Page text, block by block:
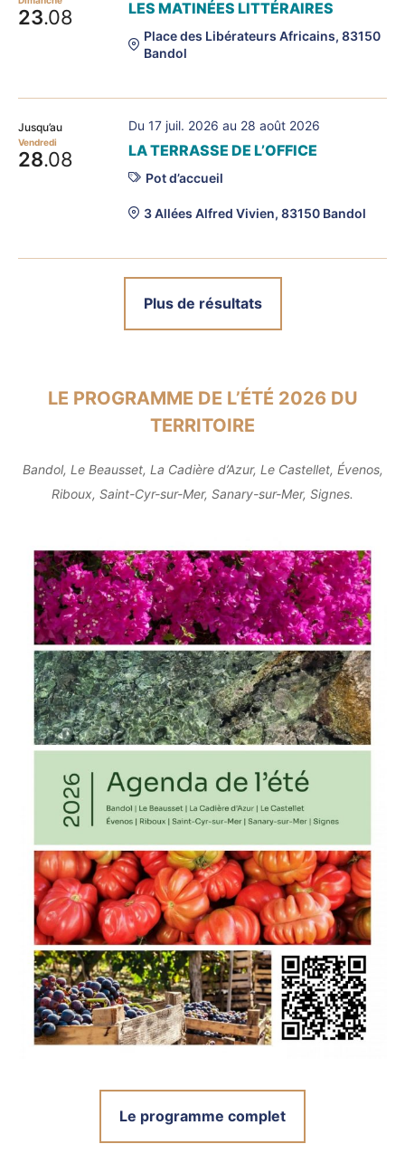
23.08 LES MATINÉES LITTÉRAIRES
Place des Libérateurs Africains, 83150
Bandol
Jusqu’au
Vendredi
28.08
Du 17 juil. 2026 au 28 août 2026
LA TERRASSE DE L’OFFICE
Pot d’accueil
3 Allées Alfred Vivien, 83150 Bandol
Plus de résultats
LE PROGRAMME DE L’ÉTÉ 2026 DU
TERRITOIRE
Bandol, Le Beausset, La Cadière d’Azur, Le Castellet, Évenos,
Riboux, Saint-Cyr-sur-Mer, Sanary-sur-Mer, Signes.
Le programme complet